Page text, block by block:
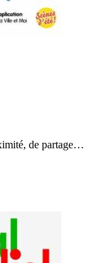
de partage…